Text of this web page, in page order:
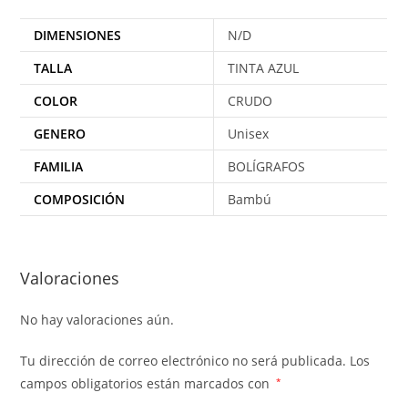
DIMENSIONES
N/D
TALLA
TINTA AZUL
COLOR
CRUDO
GENERO
Unisex
FAMILIA
BOLÍGRAFOS
COMPOSICIÓN
Bambú
Valoraciones
No hay valoraciones aún.
Tu dirección de correo electrónico no será publicada. Los
campos obligatorios están marcados con
*